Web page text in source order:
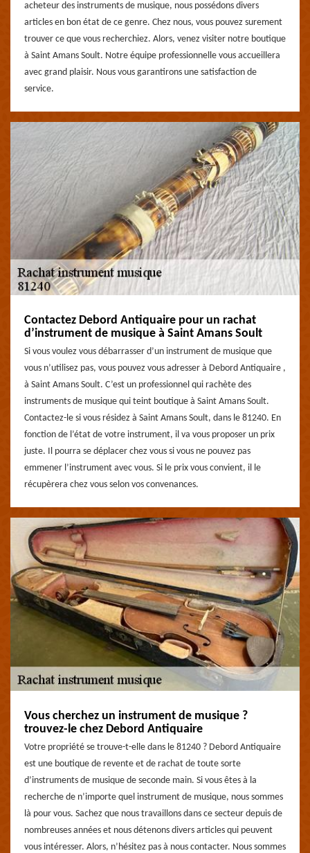
acheteur des instruments de musique, nous possédons divers
articles en bon état de ce genre. Chez nous, vous pouvez surement
trouver ce que vous recherchiez. Alors, venez visiter notre boutique
à Saint Amans Soult. Notre équipe professionnelle vous accueillera
avec grand plaisir. Nous vous garantirons une satisfaction de
service.
Contactez Debord Antiquaire pour un rachat
d’instrument de musique à Saint Amans Soult
Si vous voulez vous débarrasser d’un instrument de musique que
vous n’utilisez pas, vous pouvez vous adresser à Debord Antiquaire ,
à Saint Amans Soult. C’est un professionnel qui rachète des
instruments de musique qui teint boutique à Saint Amans Soult.
Contactez-le si vous résidez à Saint Amans Soult, dans le 81240. En
fonction de l’état de votre instrument, il va vous proposer un prix
juste. Il pourra se déplacer chez vous si vous ne pouvez pas
emmener l’instrument avec vous. Si le prix vous convient, il le
récupèrera chez vous selon vos convenances.
Vous cherchez un instrument de musique ?
trouvez-le chez Debord Antiquaire
Votre propriété se trouve-t-elle dans le 81240 ? Debord Antiquaire
est une boutique de revente et de rachat de toute sorte
d’instruments de musique de seconde main. Si vous êtes à la
recherche de n’importe quel instrument de musique, nous sommes
là pour vous. Sachez que nous travaillons dans ce secteur depuis de
nombreuses années et nous détenons divers articles qui peuvent
vous intéresser. Alors, n’hésitez pas à nous contacter. Nous sommes